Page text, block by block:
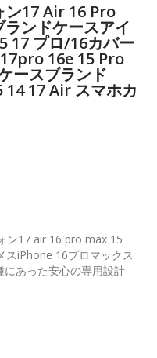
ン17 Air 16 Pro
ンドケースアイ
17 プロ/16カバー
16e 15 Pro
ースブランド
14 17 Air スマホカ
ン17 air 16 pro max 15
iPhone 16プロマックス
あった安心の専用設計